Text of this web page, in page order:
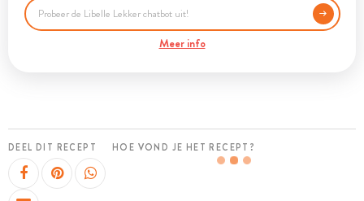
Meer info
DEEL DIT RECEPT HOE VOND JE HET RECEPT?